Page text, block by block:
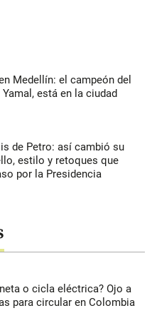
Medellín: el campeón del
está en la ciudad
de Petro: así cambió su
estilo y retoques que
por la Presidencia
o cicla eléctrica? Ojo a
para circular en Colombia